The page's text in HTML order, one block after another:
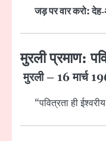
जड़ पर वार करो:
मुरली प्रमाण:
मुरली – 16 मार्च
“पवित्रता ही